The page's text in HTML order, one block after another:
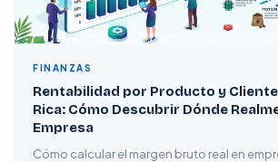
FINANZAS
Rentabilidad por Producto y
Rica: Cómo Descubrir Dónde
Empresa
Cómo calcular el margen bruto real en